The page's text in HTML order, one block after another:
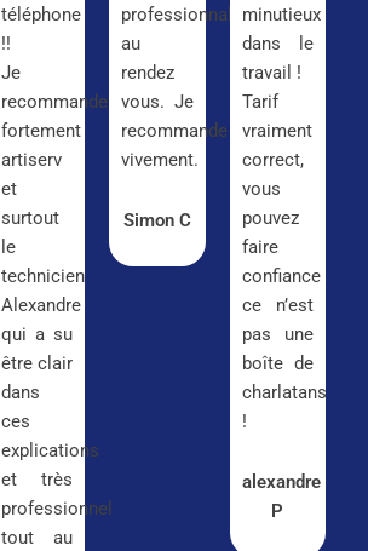
téléphone
!!
Je
recommande
fortement
artiserv
et
surtout
le
technicien
Alexandre
qui a su
être clair
dans
ces
explications
et très
professionnel
tout au
professionnalisme
au
rendez
vous. Je
recommande
vivement.
Simon C
minutieux
dans le
travail !
Tarif
vraiment
correct,
vous
pouvez
faire
confiance
ce n’est
pas une
boîte de
charlatans
!
alexandre
P